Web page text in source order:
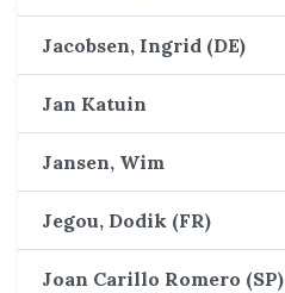
Jacobsen, Ingrid (DE)
Jan Katuin
Jansen, Wim
Jegou, Dodik (FR)
Joan Carillo Romero (SP)